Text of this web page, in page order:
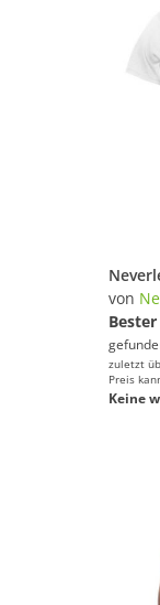
von
zuletzt
Preis
Keine